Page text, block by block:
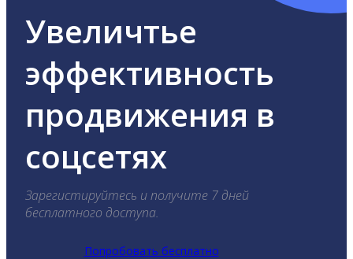
Увеличтье
эффективность
продвижения в
соцсетях
Зарегистируйтесь и получите 7 дней
бесплатного доступа.
Попробовать бесплатно